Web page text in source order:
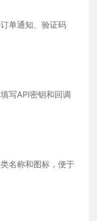
单通知、验证码
写API密钥和回调
名称和图标，便于